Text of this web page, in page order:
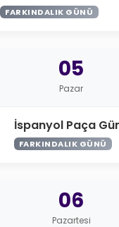
FARKINDALIK GÜNÜ
05
Pazar
İspanyol Paça
FARKINDALIK GÜNÜ
06
Pazartesi